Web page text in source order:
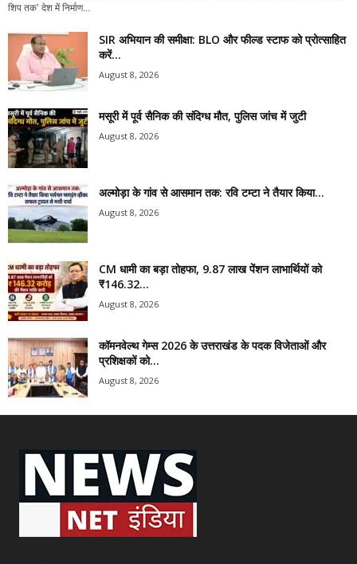
शिप तक’ देश में निर्माण...
SIR अभियान की समीक्षा: BLO और फील्ड स्टाफ को प्रोत्साहित
करें...
August 8, 2026
मसूरी में पूर्व सैनिक की संदिग्ध मौत, पुलिस जांच में जुटी
August 8, 2026
अल्मोड़ा के गांव से आसमान तक: रवि टम्टा ने तैयार किया...
August 8, 2026
CM धामी का बड़ा तोहफा, 9.87 लाख पेंशन लाभार्थियों को
₹146.32...
August 8, 2026
कॉमनवेल्थ गेम्स 2026 के उत्तराखंड के पदक विजेताओं और
प्रशिक्षकों को...
August 8, 2026